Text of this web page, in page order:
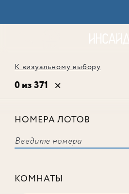
К визуальному выбору
0 из 371
НОМЕРА ЛОТОВ
КОМНАТЫ
соответствует ни